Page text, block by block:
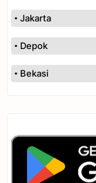
Jakarta
Depok
Bekasi